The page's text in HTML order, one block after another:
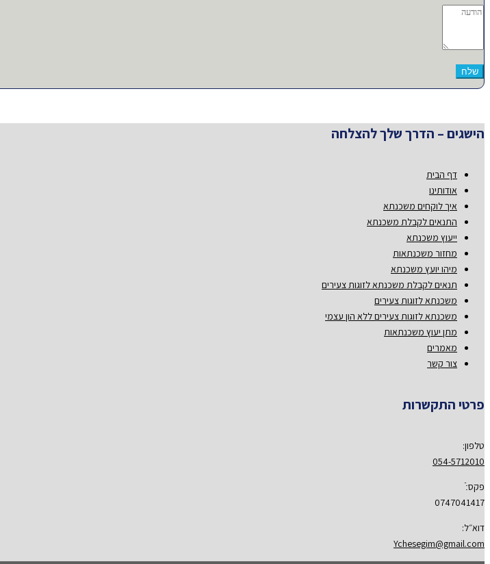
הישגים – הדרך שלך להצלחה
דף הבית
אודותינו
איך לוקחים משכנתא
התנאים לקבלת משכנתא
ייעוץ משכנתא
מחזור משכנתאות
מיהו יועץ משכנתא
תנאים לקבלת משכנתא לזוגות צעירים
משכנתא לזוגות צעירים
משכנתא לזוגות צעירים ללא הון עצמי
מתן יעוץ משכנתאות
מאמרים
צור קשר
פרטי התקשרות
טלפון:
054-5712010
פקס:ֿ
0747041417
דוא״ל:
Ychesegim@gmail.com